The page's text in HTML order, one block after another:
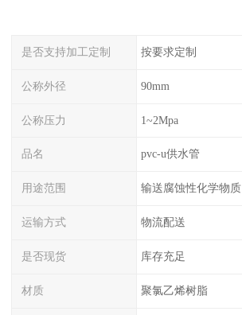
是否支持加工定制 按要求定制
公称外径 90mm
公称压力 1~2Mpa
品名 pvc-u供水管
用途范围 输送腐蚀性化学物质
运输方式 物流配送
是否现货 库存充足
材质 聚氯乙烯树脂